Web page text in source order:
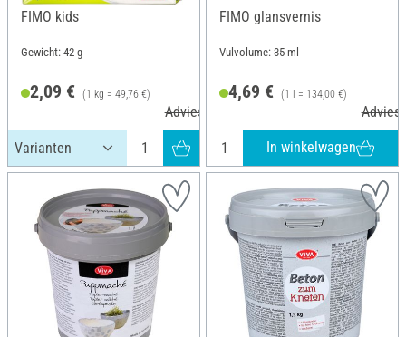
FIMO kids
Gewicht: 42 g
2,09 € (1 kg = 49,76 €)
Adviesprijs 2,95 €
FIMO glansvernis
Vulvolume: 35 ml
4,69 € (1 l = 134,00 €)
In winkelwagen